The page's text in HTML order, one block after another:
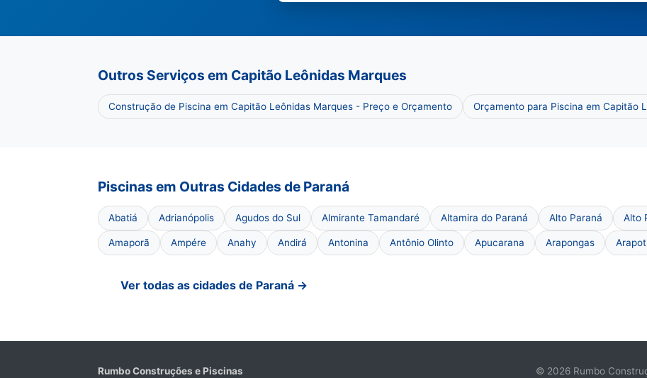
Outros Serviços em Capitão Leônidas Marques
Construção de Piscina em Capitão Leônidas Marques - Preço e Orçamento Orçamento para Piscina em Capitão
Piscinas em Outras Cidades de Paraná
Abatiá Adrianópolis Agudos do Sul Almirante Tamandaré Altamira do Paraná Alto Paraná Alto
Amaporã Ampére Anahy Andirá Antonina Antônio Olinto Apucarana Arapongas
Ver todas as cidades de Paraná →
Rumbo Construções e Piscinas © 2026 Rumbo